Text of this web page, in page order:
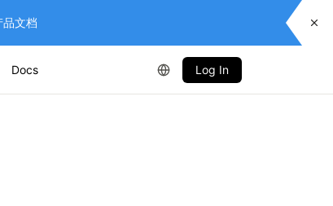
文档
Docs Log In